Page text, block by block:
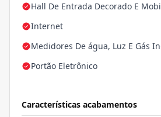
Hall De Entrada Decorado E
Internet
Medidores De água, Luz E Gás
Portão Eletrônico
Características acabamentos